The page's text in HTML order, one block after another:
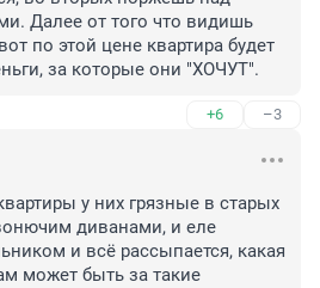
Далее от того что видишь
по этой цене квартира будет
за которые они "ХОЧУТ".
+6 –3
у них грязные в старых
диванами, и еле
и всё рассыпается, какая
может быть за такие